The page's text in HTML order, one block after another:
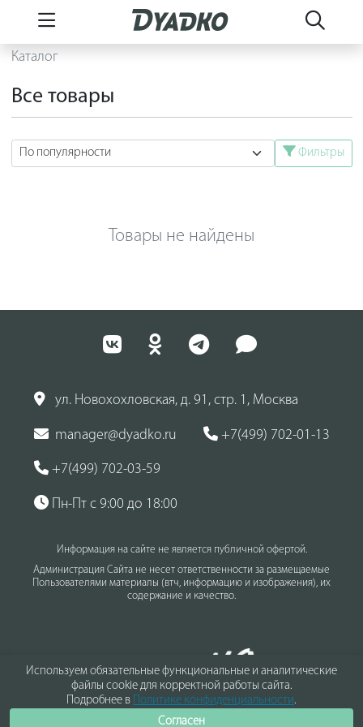
Каталог
Все товары
Фильтры
Товары не найдены
Используем обязательные функциональные и аналитические
файлы cookie для корректной работы сайта.
Подробнее в Политике конфиденциальности.
Согласен
ул. Новохохловская, д. 91, стр. 1, Москва
manager@dyadko.ru +7(499) 702-01-13
+7(499) 702-03-59
Пн-Пт с 9:00 до 18:00
Информация на сайте не является публичной офертой.
Администрация Сайта не несет ответственности за размещаемые
Пользователями материалы (втч, информацию и изображения), их
содержание и качество.